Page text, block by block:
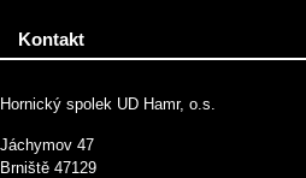
Kontakt
Hornický spolek UD Hamr, o.s.
Jáchymov 47
Brniště 47129